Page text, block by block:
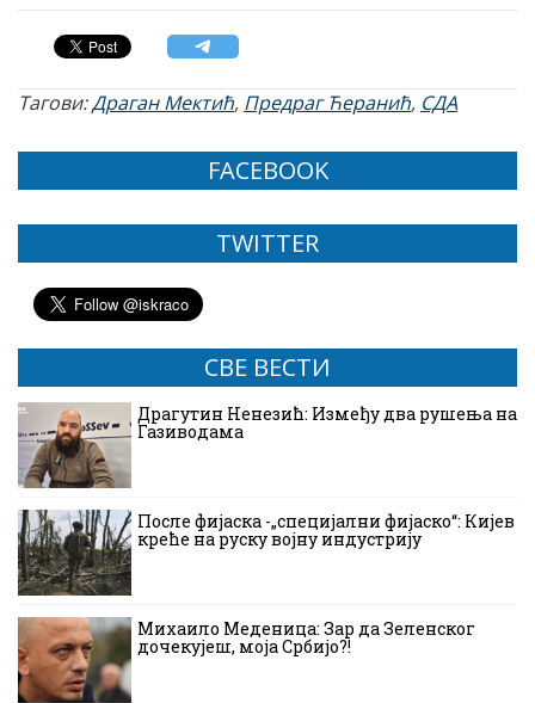
Тагови:Драган Мектић, Предраг Ћеранић, СДА
FACEBOOK
TWITTER
СВЕ ВЕСТИ
Драгутин Ненезић: Између два рушења на
Газиводама
После фијаска -„специјални фијаско“: Кијев
креће на руску војну индустрију
Михаило Меденица: Зар да Зеленског
дочекујеш, моја Србијо?!